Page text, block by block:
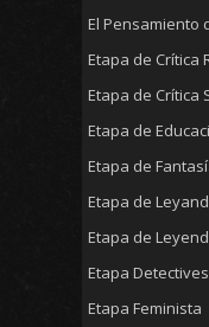
El Pensamiento
Etapa de Crítica
Etapa de Crítica
Etapa de
Etapa de
Etapa de
Etapa de
Etapa
Etapa Feminista